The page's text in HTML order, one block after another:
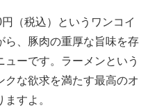
（税込）というワンコイ
ら、豚肉の重厚な旨味を存
ーです。ラーメンという
クな欲求を満たす最高のオ
すよ。